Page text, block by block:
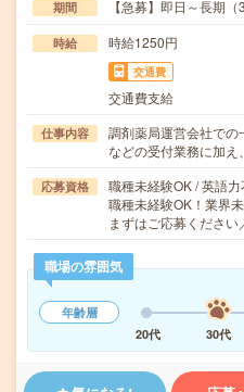
期間 【急募】即日～長期
時給 時給1250円
交通費
交通費支給
仕事内容
調剤薬局運営会社での
などの受付業務に加
応募資格
職種未経験OK / 英語
職種未経験OK！業界
まずはご応募くださ
職場の雰囲気
年齢層
20代
30代